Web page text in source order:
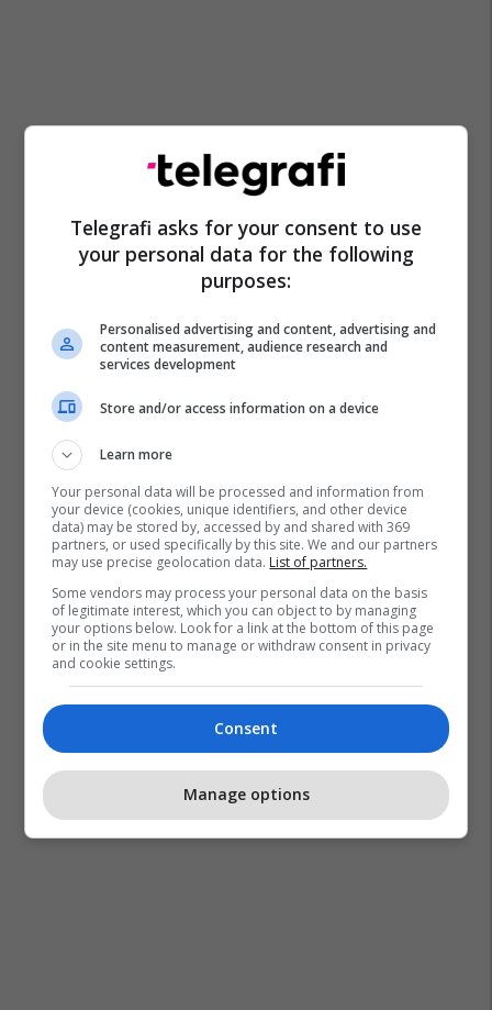
Telegrafi asks for your consent to use
your personal data for the following
purposes:
Personalised advertising and content, advertising and
content measurement, audience research and
services development
Store and/or access information on a device
Learn more
Your personal data will be processed and information from
your device (cookies, unique identifiers, and other device
data) may be stored by, accessed by and shared with 369
partners, or used specifically by this site. We and our partners
may use precise geolocation data. List of partners.
Some vendors may process your personal data on the basis
of legitimate interest, which you can object to by managing
your options below. Look for a link at the bottom of this page
or in the site menu to manage or withdraw consent in privacy
and cookie settings.
Consent
Manage options